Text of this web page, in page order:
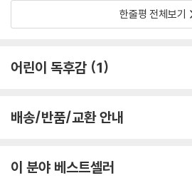
한줄평 전체보기
어린이 독후감 1
배송/반품/교환 안내
이 분야 베스트셀러